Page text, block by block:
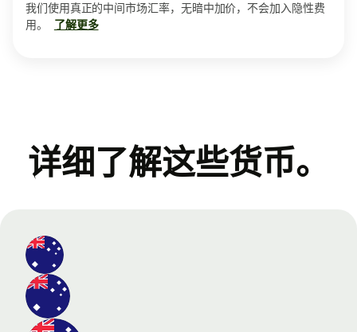
我们使用真正的中间市场汇率，无暗中加价，不会加入隐性费
用。
了解更多
详细了解这些货币。